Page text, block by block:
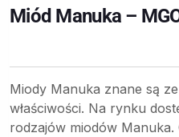
Miód Manuka –
Miody Manuka znane są
właściwości. Na rynku
rodzajów miodów Manuka.